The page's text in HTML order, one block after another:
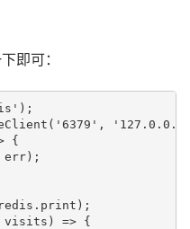
即可：
{
=> {